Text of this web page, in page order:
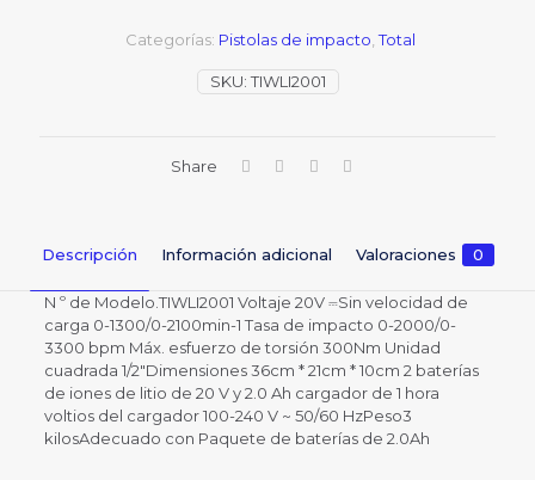
SKU:TIWLI2001
Categorías: Pistolas de impacto ,Total
Share
Descripción Información adicional Valoraciones 0
N º de Modelo.TIWLI2001 Voltaje 20V ⎓Sin velocidad de
carga 0-1300/0-2100min-1 Tasa de impacto 0-2000/0-
3300 bpm Máx. esfuerzo de torsión 300Nm Unidad
cuadrada 1/2″Dimensiones 36cm * 21cm * 10cm 2 baterías
de iones de litio de 20 V y 2.0 Ah cargador de 1 hora
voltios del cargador 100-240 V ~ 50/60 HzPeso3
kilosAdecuado con Paquete de baterías de 2.0Ah